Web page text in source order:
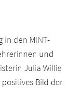
in den MINT-
und
Julia Willie
Bild der